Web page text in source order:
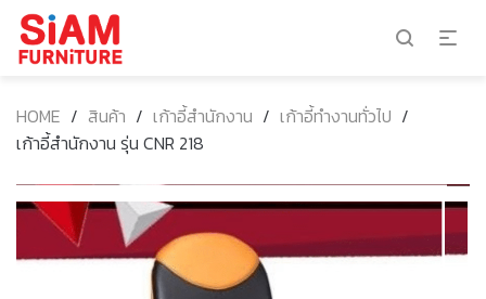
HOME / สินค้า / เก้าอี้สำนักงาน / เก้าอี้ทำงานทั่วไป /
เก้าอี้สำนักงาน รุ่น CNR 218